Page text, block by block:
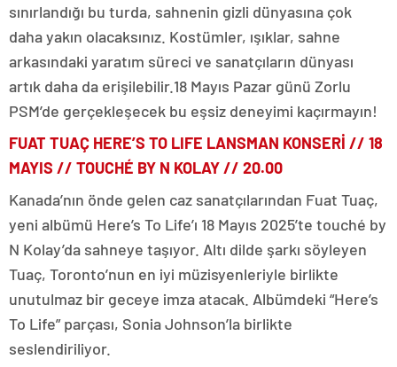
sınırlandığı bu turda, sahnenin gizli dünyasına çok
daha yakın olacaksınız. Kostümler, ışıklar, sahne
arkasındaki yaratım süreci ve sanatçıların dünyası
artık daha da erişilebilir.18 Mayıs Pazar günü Zorlu
PSM’de gerçekleşecek bu eşsiz deneyimi kaçırmayın!
FUAT TUAÇ HERE’S TO LIFE LANSMAN KONSERİ // 18
MAYIS // TOUCHÉ BY N KOLAY // 20.00
Kanada’nın önde gelen caz sanatçılarından Fuat Tuaç,
yeni albümü Here’s To Life’ı 18 Mayıs 2025’te touché by
N Kolay’da sahneye taşıyor. Altı dilde şarkı söyleyen
Tuaç, Toronto’nun en iyi müzisyenleriyle birlikte
unutulmaz bir geceye imza atacak. Albümdeki “Here’s
To Life” parçası, Sonia Johnson’la birlikte
seslendiriliyor.